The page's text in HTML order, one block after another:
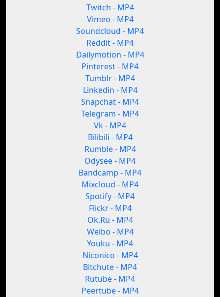
Twitch - MP4
Vimeo - MP4
Soundcloud - MP4
Reddit - MP4
Dailymotion - MP4
Pinterest - MP4
Tumblr - MP4
Linkedin - MP4
Snapchat - MP4
Telegram - MP4
Vk - MP4
Bilibili - MP4
Rumble - MP4
Odysee - MP4
Bandcamp - MP4
Mixcloud - MP4
Spotify - MP4
Flickr - MP4
Ok.Ru - MP4
Weibo - MP4
Youku - MP4
Niconico - MP4
Bitchute - MP4
Rutube - MP4
Peertube - MP4